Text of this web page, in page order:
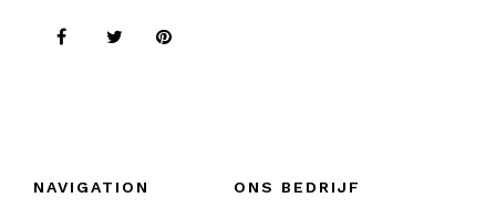
NAVIGATION ONS BEDRIJF